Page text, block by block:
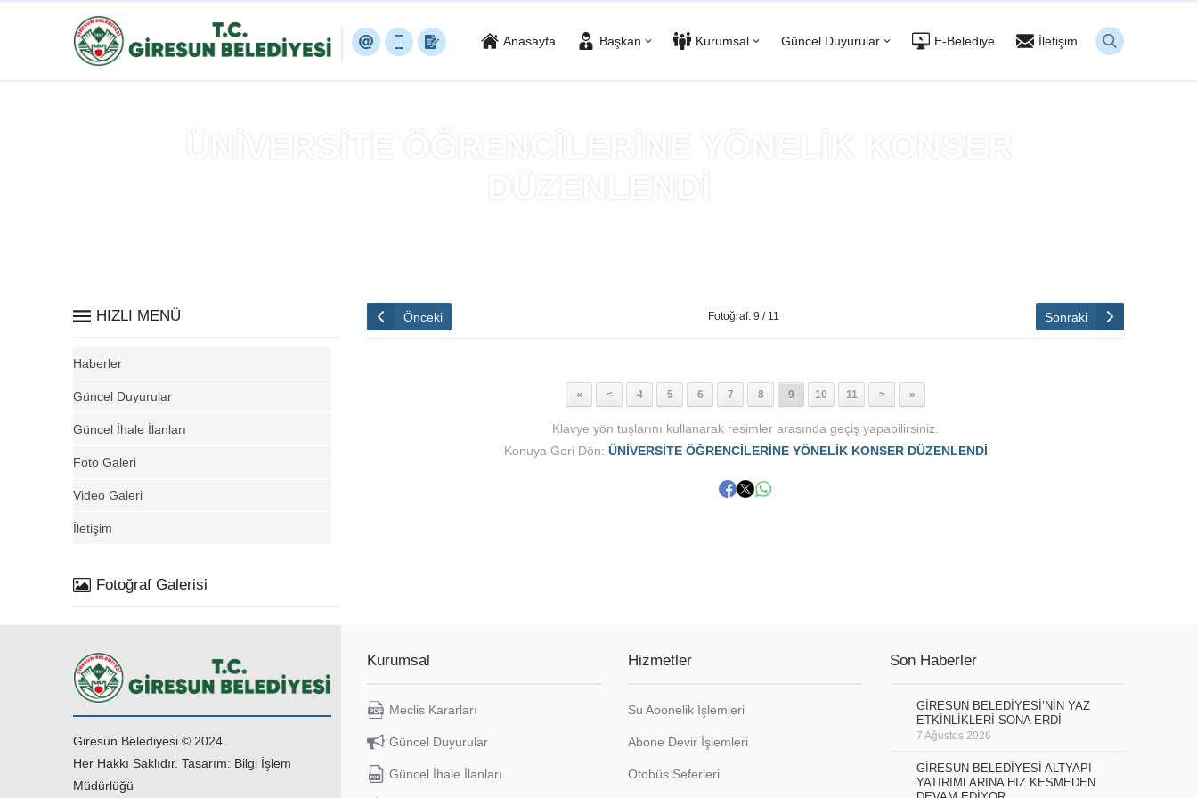
Anasayfa Başkan Kurumsal Güncel Duyurular E-Belediye İletişim
ÜNİVERSİTE ÖĞRENCİLERİNE YÖNELİK KONSER
DÜZENLENDİ
Önceki Fotoğraf: 9 / 11 Sonraki
« < 4 5 6 7 8 9 10 11 > »
Klavye yön tuşlarını kullanarak resimler arasında geçiş yapabilirsiniz.
Konuya Geri Dön: ÜNİVERSİTE ÖĞRENCİLERİNE YÖNELİK KONSER DÜZENLENDİ
HIZLI MENÜ
Haberler
Güncel Duyurular
Güncel İhale İlanları
Foto Galeri
Video Galeri
İletişim
Fotoğraf Galerisi
Giresun Belediyesi © 2024.
Her Hakkı Saklıdır. Tasarım: Bilgi İşlem
Müdürlüğü
Kurumsal
Meclis Kararları
Güncel Duyurular
Güncel İhale İlanları
Hizmetler
Su Abonelik İşlemleri
Abone Devir İşlemleri
Otobüs Seferleri
Son Haberler
GİRESUN BELEDİYESİ’NİN YAZ
ETKİNLİKLERİ SONA ERDİ
7 Ağustos 2026
GİRESUN BELEDİYESİ ALTYAPI
YATIRIMLARINA HIZ KESMEDEN